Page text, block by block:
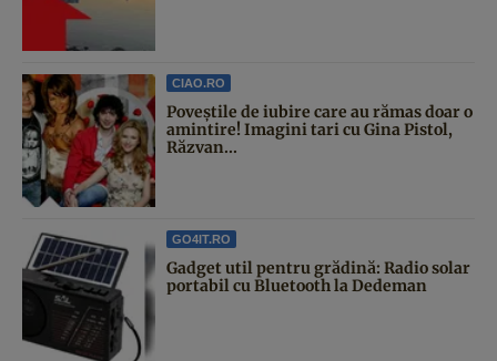
CIAO.RO
Poveştile de iubire care au rămas doar o
amintire! Imagini tari cu Gina Pistol,
Răzvan...
GO4IT.RO
Gadget util pentru grădină: Radio solar
portabil cu Bluetooth la Dedeman